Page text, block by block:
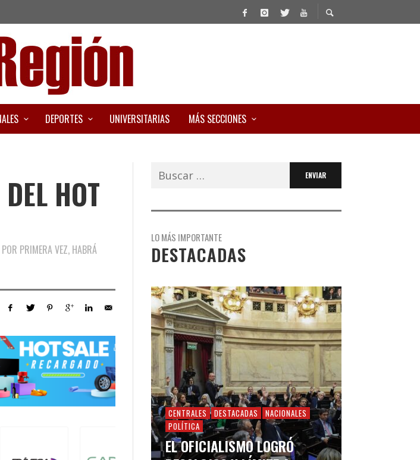
DEPORTES UNIVERSITARIAS MÁS SECCIONES
HOT
PRIMERA VEZ, HABRÁ
Buscar:
LO MÁS IMPORTANTE
DESTACADAS
CENTRALES DESTACADAS
NACIONALES
POLÍTICA
EL OFICIALISMO LOGRÓ